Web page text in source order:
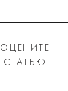
ОЦЕНИТЕ
СТАТЬЮ